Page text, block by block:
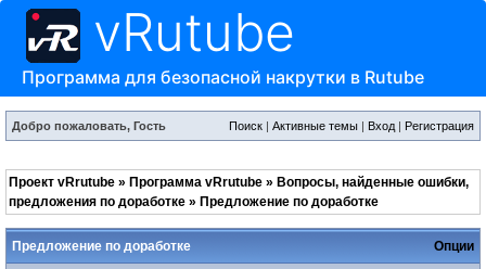
vRutube
Программа для безопасной накрутки в Rutube
Добро пожаловать, Гость Поиск | Активные темы | Вход | Регистрация
Проект vRrutube » Программа vRrutube » Вопросы, найденные ошибки,
предложения по доработке » Предложение по доработке
Предложение по доработке Опции